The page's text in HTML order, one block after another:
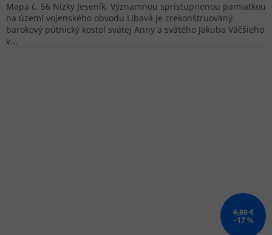
Mapa č. 56 Nízky Jeseník. Významnou sprístupnenou pamiatkou
na území vojenského obvodu Libavá je zrekonštruovaný
barokový pútnický kostol svätej Anny a svätého Jakuba Väčšieho
v...
6,80 €
–17 %